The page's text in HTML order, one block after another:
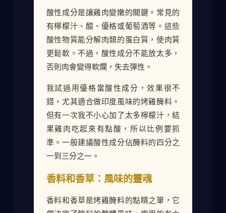
酸性成分是讓雞肉變嫩的關鍵。常見的
有檸檬汁、醋、優格或葡萄酒等。這些
酸性物質能分解肉類的蛋白質，使肉質
更鬆軟。不過，酸性成分不能放太多，
否則肉會變得軟爛，失去彈性。
我試過用優格當酸性成分，效果很不
錯，尤其適合做印度風味的烤雞醃料。
但有一次我不小心加了太多檸檬汁，結
果雞肉吃起來有點酸，所以比例要抓
準。一般建議酸性成分佔醃料的四分之
一到三分之一。
香料和香草：風味的靈魂
香料和香草是烤雞醃料的點睛之筆，它